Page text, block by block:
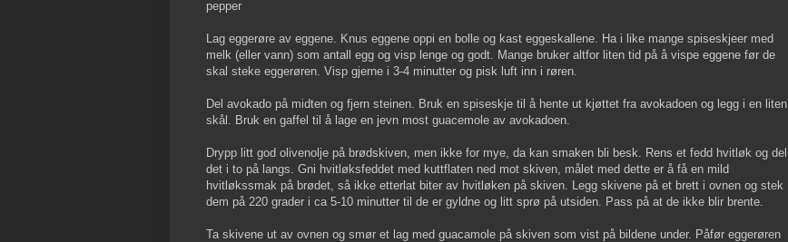
pepper
Lag eggerøre av eggene. Knus eggene oppi en bolle og kast eggeskallene. Ha i like mange spiseskjeer med
melk (eller vann) som antall egg og visp lenge og godt. Mange bruker altfor liten tid på å vispe eggene før de
skal steke eggerøren. Visp gjerne i 3-4 minutter og pisk luft inn i røren.
Del avokado på midten og fjern steinen. Bruk en spiseskje til å hente ut kjøttet fra avokadoen og legg i en liten
skål. Bruk en gaffel til å lage en jevn most guacemole av avokadoen.
Drypp litt god olivenolje på brødskiven, men ikke for mye, da kan smaken bli besk. Rens et fedd hvitløk og del
det i to på langs. Gni hvitløksfeddet med kuttflaten ned mot skiven, målet med dette er å få en mild
hvitløkssmak på brødet, så ikke etterlat biter av hvitløken på skiven. Legg skivene på et brett i ovnen og stek
dem på 220 grader i ca 5-10 minutter til de er gyldne og litt sprø på utsiden. Pass på at de ikke blir brente.
Ta skivene ut av ovnen og smør et lag med guacamole på skiven som vist på bildene under. Påfør eggerøren